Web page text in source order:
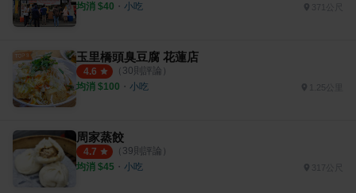
均消 $40 ・ 小吃
玉里橋頭臭豆腐 花蓮店
4.6 （ 30則評論）
均消 $100 ・ 小吃 1.25公里
周家蒸餃
4.7 （ 39則評論）
均消 $45 ・ 小吃